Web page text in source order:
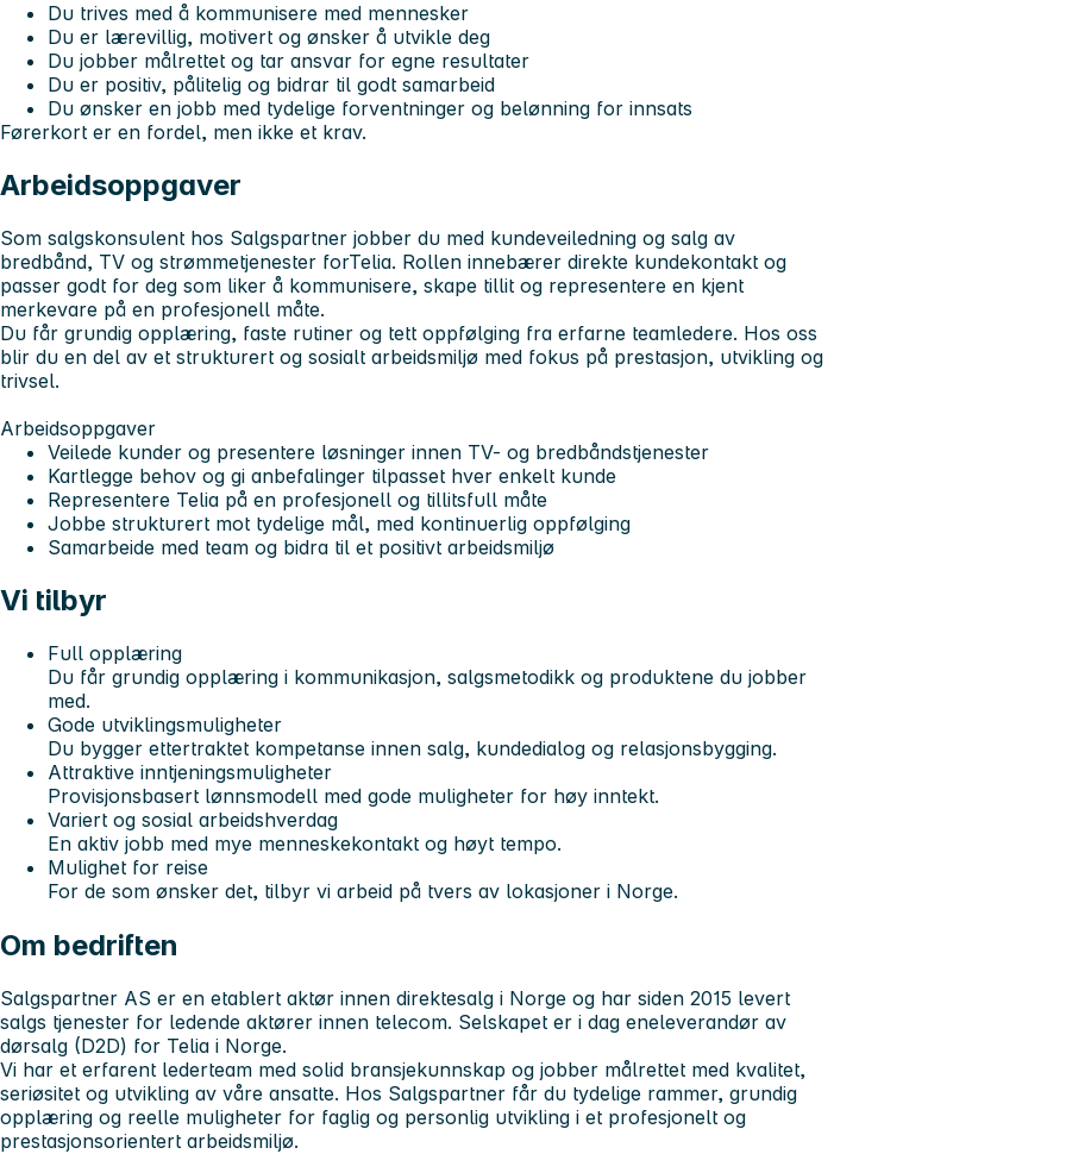
Du trives med å kommunisere med mennesker
Du er lærevillig, motivert og ønsker å utvikle deg
Du jobber målrettet og tar ansvar for egne resultater
Du er positiv, pålitelig og bidrar til godt samarbeid
Du ønsker en jobb med tydelige forventninger og belønning for innsats
Førerkort er en fordel, men ikke et krav.
Arbeidsoppgaver
Som salgskonsulent hos Salgspartner jobber du med kundeveiledning og salg av
bredbånd, TV og strømmetjenester forTelia. Rollen innebærer direkte kundekontakt og
passer godt for deg som liker å kommunisere, skape tillit og representere en kjent
merkevare på en profesjonell måte.
Du får grundig opplæring, faste rutiner og tett oppfølging fra erfarne teamledere. Hos oss
blir du en del av et strukturert og sosialt arbeidsmiljø med fokus på prestasjon, utvikling og
trivsel.
Arbeidsoppgaver
Veilede kunder og presentere løsninger innen TV- og bredbåndstjenester
Kartlegge behov og gi anbefalinger tilpasset hver enkelt kunde
Representere Telia på en profesjonell og tillitsfull måte
Jobbe strukturert mot tydelige mål, med kontinuerlig oppfølging
Samarbeide med team og bidra til et positivt arbeidsmiljø
Vi tilbyr
Full opplæring
Du får grundig opplæring i kommunikasjon, salgsmetodikk og produktene du jobber
med.
Gode utviklingsmuligheter
Du bygger ettertraktet kompetanse innen salg, kundedialog og relasjonsbygging.
Attraktive inntjeningsmuligheter
Provisjonsbasert lønnsmodell med gode muligheter for høy inntekt.
Variert og sosial arbeidshverdag
En aktiv jobb med mye menneskekontakt og høyt tempo.
Mulighet for reise
For de som ønsker det, tilbyr vi arbeid på tvers av lokasjoner i Norge.
Om bedriften
Salgspartner AS er en etablert aktør innen direktesalg i Norge og har siden 2015 levert
salgs tjenester for ledende aktører innen telecom. Selskapet er i dag eneleverandør av
dørsalg (D2D) for Telia i Norge.
Vi har et erfarent lederteam med solid bransjekunnskap og jobber målrettet med kvalitet,
seriøsitet og utvikling av våre ansatte. Hos Salgspartner får du tydelige rammer, grundig
opplæring og reelle muligheter for faglig og personlig utvikling i et profesjonelt og
prestasjonsorientert arbeidsmiljø.